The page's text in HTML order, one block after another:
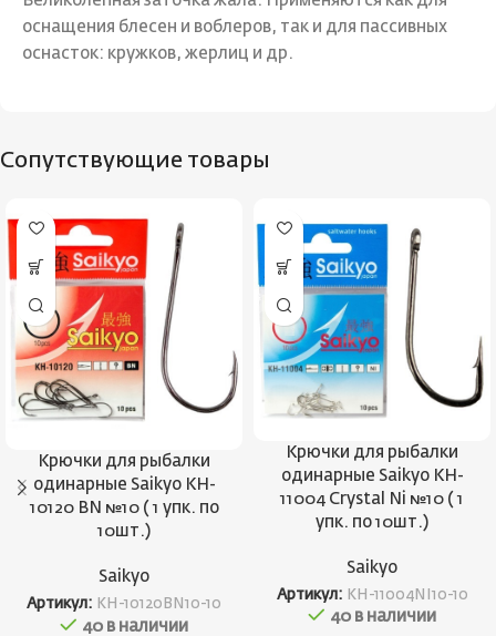
оснащения блесен и воблеров, так и для пассивных
оснасток: кружков, жерлиц и др.
Сопутствующие товары
Крючки для рыбалки
одинарные Saikyo KH-
10120 BN №10 ( 1 упк. по
10шт.)
Saikyo
Артикул: KH-10120BN10-10
40 в наличии
Крючки для рыбалки
одинарные Saikyo KH-
11004 Crystal Ni №10 ( 1
упк. по 10шт.)
Saikyo
Артикул: KH-11004NI10-10
40 в наличии